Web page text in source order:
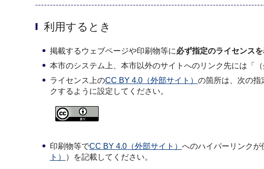
利用するとき
掲載するウェブページや印刷物等に必ず指定のライセンス
本市のシステム上、本市以外のサイトへのリンク先には「
ライセンス上のCC BY 4.0（外部サイト） の箇所は、次の指
クするように設定してください。
印刷物等でCC BY 4.0（外部サイト） へのハイパーリンク
ト）
）を記載してください。